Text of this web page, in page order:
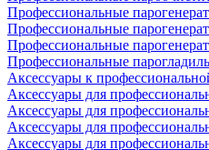
Профессиональные
Профессиональные
Профессиональные
Профессиональные
Аксессуары к
Аксессуары для
Аксессуары для
Аксессуары для
Аксессуары для